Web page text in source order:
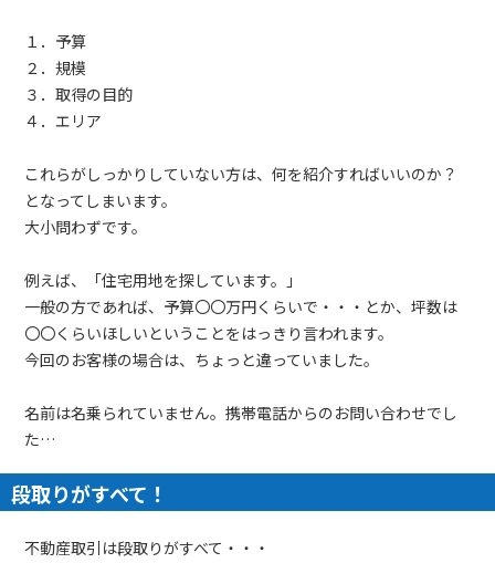
１．予算
２．規模
３．取得の目的
４．エリア
これらがしっかりしていない方は、何を紹介すればいいのか？
となってしまいます。
大小問わずです。
例えば、「住宅用地を探しています。」
一般の方であれば、予算〇〇万円くらいで・・・とか、坪数は
〇〇くらいほしいということをはっきり言われます。
今回のお客様の場合は、ちょっと違っていました。
名前は名乗られていません。携帯電話からのお問い合わせでし
た…
段取りがすべて！
不動産取引は段取りがすべて・・・